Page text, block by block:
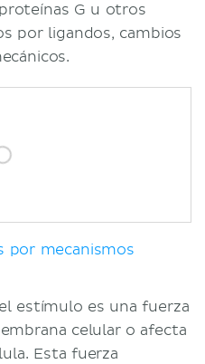
G u otros
por ligandos, cambios
por mecanismos
estímulo es una fuerza
celular o afecta
Esta fuerza